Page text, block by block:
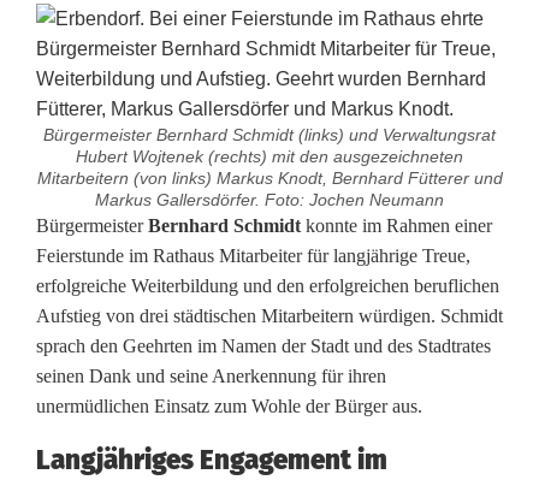
Bürgermeister Bernhard Schmidt (links) und Verwaltungsrat
Hubert Wojtenek (rechts) mit den ausgezeichneten
Mitarbeitern (von links) Markus Knodt, Bernhard Fütterer und
Markus Gallersdörfer. Foto: Jochen Neumann
M
i
t
a
r
b
BürgermeisterBernhard Schmidt konnte im Rahmen einer
Feierstunde im Rathaus Mitarbeiter für langjährige Treue,
erfolgreiche Weiterbildung und den erfolgreichen beruflichen
Aufstieg von drei städtischen Mitarbeitern würdigen. Schmidt
sprach den Geehrten im Namen der Stadt und des Stadtrates
seinen Dank und seine Anerkennung für ihren
unermüdlichen Einsatz zum Wohle der Bürger aus.
Langjähriges Engagement im